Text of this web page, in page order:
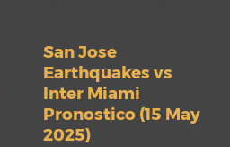
San Jose
Earthquakes vs
Inter Miami
Pronostico (15 May
2025)